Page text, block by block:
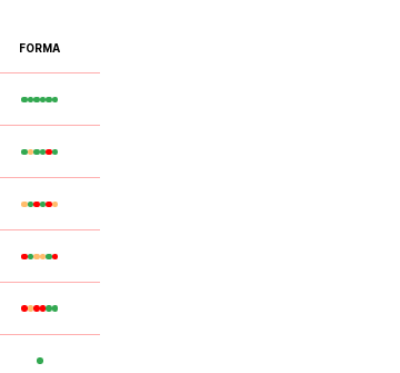
FORMA